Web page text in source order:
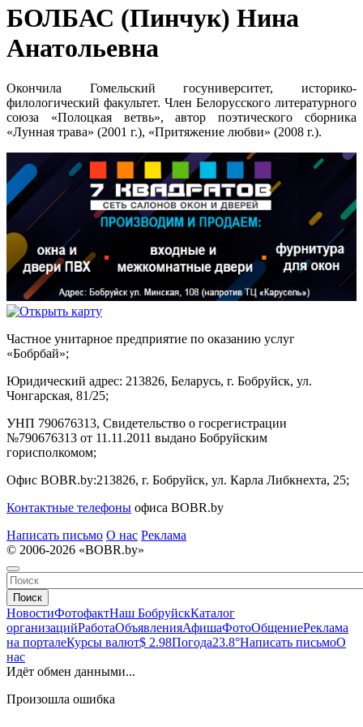
БОЛБАС (Пинчук) Нина
Анатольевна
Окончила Гомельский госуниверситет, историко-
филологический факультет. Член Белорусского литературного
союза «Полоцкая ветвь», автор поэтического сборника
«Лунная трава» (2001 г.), «Притяжение любви» (2008 г.).
Частное унитарное предприятие по оказанию услуг
«Бобрбай»;
Юридический адрес: 213826, Беларусь, г. Бобруйск, ул.
Чонгарская, 81/25;
УНП 790676313, Свидетельство о госрегистрации
№790676313 от 11.11.2011 выдано Бобруйским
горисполкомом;
Офис BOBR.by:213826, г. Бобруйск, ул. Карла Либкнехта, 25;
Контактные телефоны офиса BOBR.by
Написать письмо О нас Реклама
© 2006-2026 «BOBR.by»
Поиск
НовостиФотофактНаш БобруйскКаталог
организацийРаботаОбъявленияАфишаФотоОбщениеРеклама
на порталеКурсы валют$ 2.98Погода23.8°Написать письмоО
нас
Идёт обмен данными...
Произошла ошибка